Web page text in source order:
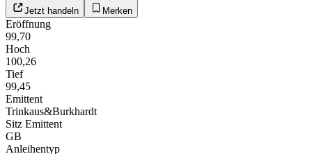
Jetzt handeln Merken
Eröffnung
99,70
Hoch
100,26
Tief
99,45
Emittent
Trinkaus&Burkhardt
Sitz Emittent
GB
Anleihentyp